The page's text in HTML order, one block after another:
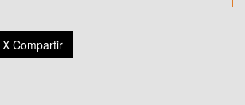
X Compartir